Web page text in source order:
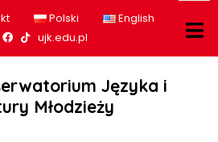
Polski
English
Nasz profil na Facebook
Nasz profil na tiktok
ujk.edu.pl
Języka i
Młodzieży